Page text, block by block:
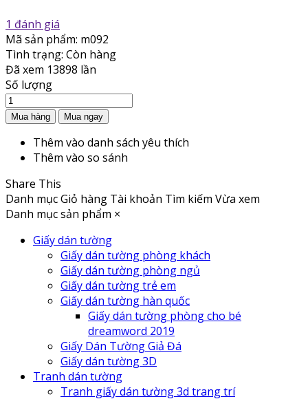
1 đánh giá
Mã sản phẩm: m092
Tình trạng: Còn hàng
Đã xem 13898 lần
Số lượng
Thêm vào danh sách yêu thích
Thêm vào so sánh
Share This
Danh mụcGiỏ hàng Tài khoản Tìm kiếm Vừa xem
Danh mục sản phẩm ×
Giấy dán tường
Giấy dán tường phòng khách
Giấy dán tường phòng ngủ
Giấy dán tường trẻ em
Giấy dán tường hàn quốc
Giấy dán tường phòng cho bé
dreamword 2019
Giấy Dán Tường Giả Đá
Giấy dán tường 3D
Tranh dán tường
Tranh giấy dán tường 3d trang trí